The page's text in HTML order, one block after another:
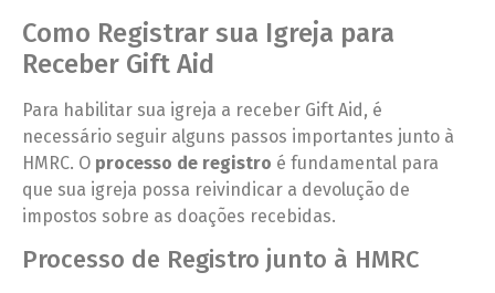
Como Registrar sua Igreja para
Receber Gift Aid
Para habilitar sua igreja a receber Gift Aid, é
necessário seguir alguns passos importantes junto à
HMRC. O processo de registro é fundamental para
que sua igreja possa reivindicar a devolução de
impostos sobre as doações recebidas.
Processo de Registro junto à HMRC